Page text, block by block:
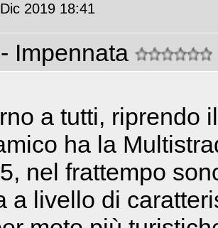
2019 18:41
- Impennata
a tutti, riprendo
ha la
nel frattempo
a livello di